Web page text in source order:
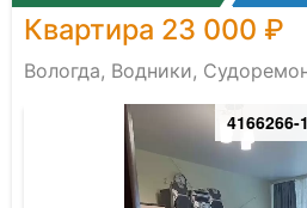
Квартира 23 000 ₽
Вологда, Водники,
4166266-1